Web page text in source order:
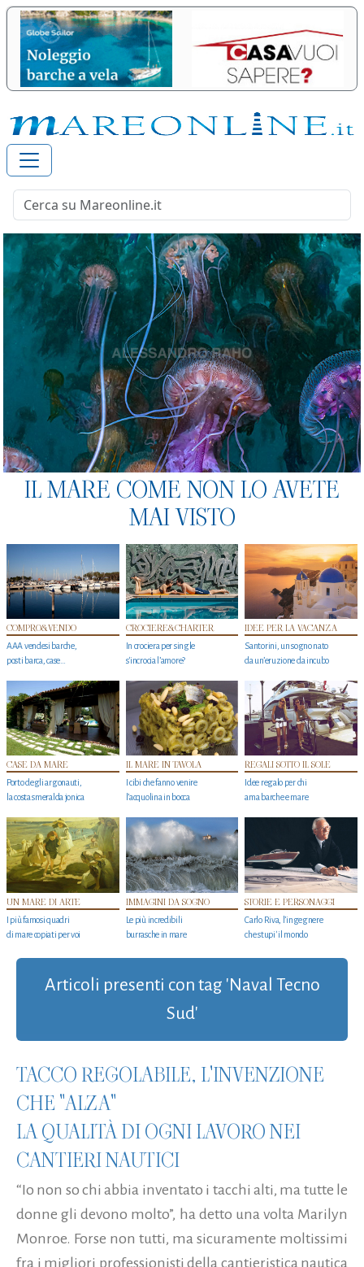
IL MARE COME NON LO AVETE
MAI VISTO
COMPRO&VENDO
AAA vendesi barche,
posti barca, case…
CROCIERE&CHARTER
In crociera per single
s'incrocia l’amore?
IDEE PER LA VACANZA
Santorini, un sogno nato
da un’eruzione da incubo
CASE DA MARE
Porto degli argonauti,
la costa smeralda jonica
IL MARE IN TAVOLA
I cibi che fanno venire
l’acquolina in bocca
REGALI SOTTO IL SOLE
Idee regalo per chi
ama barche e mare
UN MARE DI ARTE
I più famosi quadri
di mare copiati per voi
IMMAGINI DA SOGNO
Le più incredibili
burrasche in mare
STORIE E PERSONAGGI
Carlo Riva, l’ingegnere
che stupi' il mondo
Articoli presenti con tag 'Naval Tecno
Sud'
TACCO REGOLABILE, L'INVENZIONE
CHE "ALZA"
LA QUALITÀ DI OGNI LAVORO NEI
CANTIERI NAUTICI
“Io non so chi abbia inventato i tacchi alti, ma tutte le
donne gli devono molto”, ha detto una volta Marilyn
Monroe. Forse non tutti, ma sicuramente moltissimi
fra i migliori professionisti della cantieristica nautica